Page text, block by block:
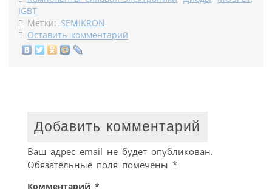
IGBT
Метки: SEMIKRON
Оставить комментарий
Добавить комментарий
Ваш адрес email не будет опубликован.
Обязательные поля помечены *
Комментарий *